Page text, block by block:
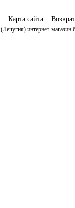
Карта сайта Возврат
(Лечугия) интернет-